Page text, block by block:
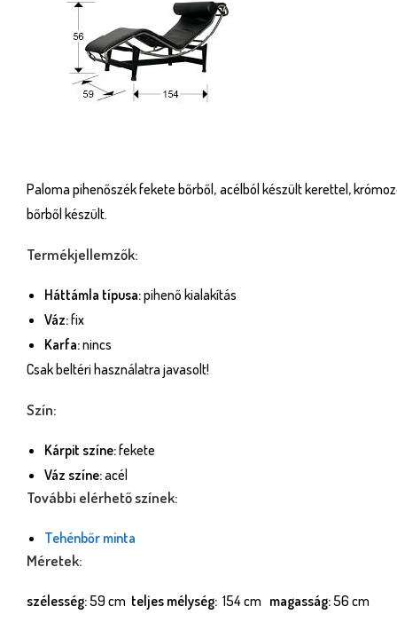
Paloma pihenőszék fekete bőrből, acélból készült kerettel,
bőrből készült.
Termékjellemzők:
Háttámla típusa:pihenő kialakítás
Váz:fix
Karfa:nincs
Csak beltéri használatra javasolt!
Szín:
Kárpit színe:fekete
Váz színe:acél
További elérhető színek:
Tehénbőr minta
Méretek:
szélesség:59 cm teljes mélység: 154 cm magasság:56 cm